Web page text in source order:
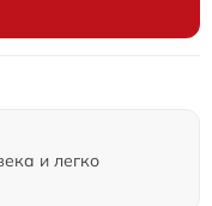
и легко